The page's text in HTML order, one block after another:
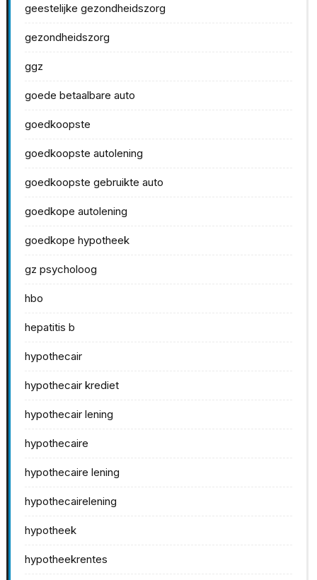
geestelijke gezondheidszorg
gezondheidszorg
ggz
goede betaalbare auto
goedkoopste
goedkoopste autolening
goedkoopste gebruikte auto
goedkope autolening
goedkope hypotheek
gz psycholoog
hbo
hepatitis b
hypothecair
hypothecair krediet
hypothecair lening
hypothecaire
hypothecaire lening
hypothecairelening
hypotheek
hypotheekrentes